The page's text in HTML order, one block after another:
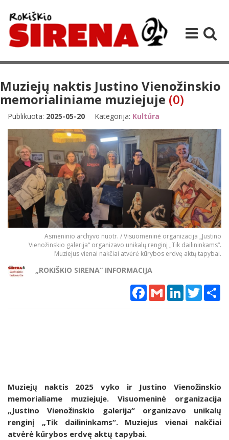
Muziejų naktis Justino Vienožinskio
memorialiniame muziejuje (0)
Publikuota: 2025-05-20 Kategorija: Kultūra
Asmeninio archyvo nuotr. / Visuomeninė organizacija „Justino
Vienožinskio galerija“ organizavo unikalų renginį „Tik dailininkams“.
Muziejus vienai nakčiai atvėrė kūrybos erdvę aktų tapybai.
„ROKIŠKIO SIRENA“ INFORMACIJA
Facebook
Gmail LinkedInTwitter
Muziejų naktis 2025 vyko ir Justino Vienožinskio
memorialiame muziejuje. Visuomeninė organizacija
„Justino Vienožinskio galerija“ organizavo unikalų
renginį „Tik dailininkams“. Muziejus vienai nakčiai
atvėrė kūrybos erdvę aktų tapybai.